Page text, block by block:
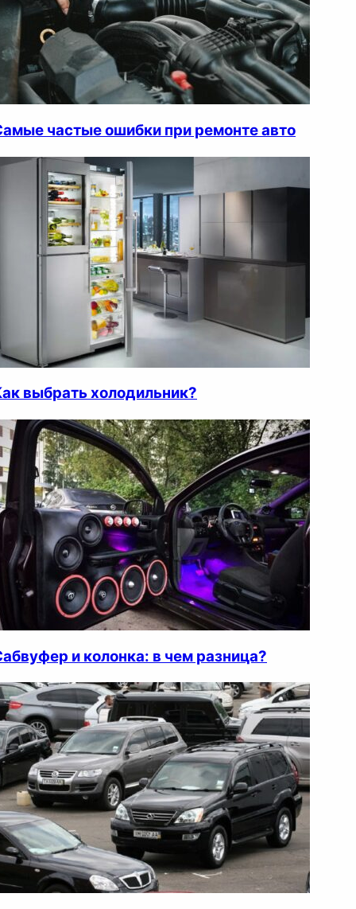
частые ошибки при ремонте авто
выбрать холодильник?
и колонка: в чем разница?